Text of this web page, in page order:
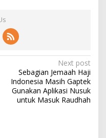
Next post
Sebagian Jemaah Haji
Indonesia Masih Gaptek
Gunakan Aplikasi Nusuk
untuk Masuk Raudhah